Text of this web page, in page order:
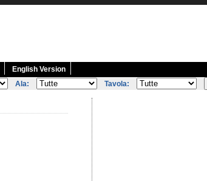
English Version
Ala: Tavola: